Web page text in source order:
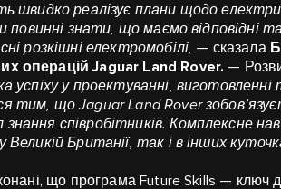
швидко реалізує плани щодо
повинні знати, що маємо відповідні
розкішні електромобілі, — сказала
операцій Jaguar Land Rover. —
успіху у проектуванні,
тим, що Jaguar Land Rover
співробітників. Комплексне
Британії, так і в інших
що програма Future Skills — ключ до